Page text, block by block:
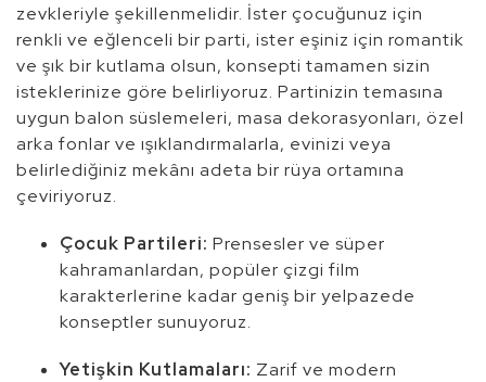
zevkleriyle şekillenmelidir. İster çocuğunuz için
renkli ve eğlenceli bir parti, ister eşiniz için romantik
ve şık bir kutlama olsun, konsepti tamamen sizin
isteklerinize göre belirliyoruz. Partinizin temasına
uygun balon süslemeleri, masa dekorasyonları, özel
arka fonlar ve ışıklandırmalarla, evinizi veya
belirlediğiniz mekânı adeta bir rüya ortamına
çeviriyoruz.
Çocuk Partileri: Prensesler ve süper
kahramanlardan, popüler çizgi film
karakterlerine kadar geniş bir yelpazede
konseptler sunuyoruz.
Yetişkin Kutlamaları: Zarif ve modern